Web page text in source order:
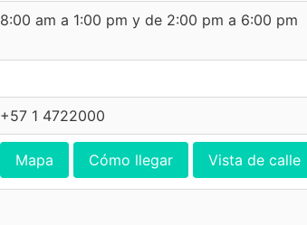
8:00 am a 1:00 pm y de 2:00 pm a 6:00 pm
+57 1 4722000
Mapa Cómo llegar Vista de calle